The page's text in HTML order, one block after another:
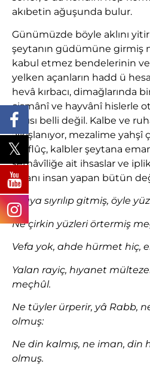
akıbetin ağuşunda bulur.
Günümüzde böyle aklını
şeytanın güdümüne girmiş
kabul etmez bendelerinin ve
yelken açanların hadd ü
hevâ kırbacı, dimağlarında
cismânî ve hayvânî hislerle
sayısı belli değil. Kalbe ve
alkışlanıyor, mezalime
meflûç, kalbler şeytana
semâvîliğe ait ihsaslar ve
insanı insan yapan bütün
“Haya sıyrılıp gitmiş, öyle
Ne çirkin yüzleri örtermiş
Vefa yok, ahde hürmet hiç,
Yalan rayiç, hıyanet
meçhûl.
Ne tüyler ürperir, yâ Rabb,
olmuş:
Ne din kalmış, ne iman, din
olmuş.